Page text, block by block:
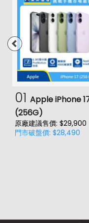
01 Apple iPhone
(256G)
原廠建議售價: $29,900
門市破盤價: $28,490